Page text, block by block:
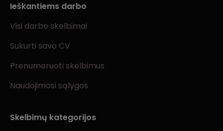
Ieškantiems darbo
Visi darbo skelbimai
Sukurti savo CV
Prenumeruoti skelbimus
Naudojimosi sąlygos
Skelbimų kategorijos